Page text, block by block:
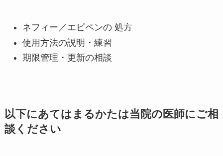
ネフィー／エピペンの 処方
使用方法の説明・練習
期限管理・更新の相談
以下にあてはまるかたは当院の医師にご相
談ください